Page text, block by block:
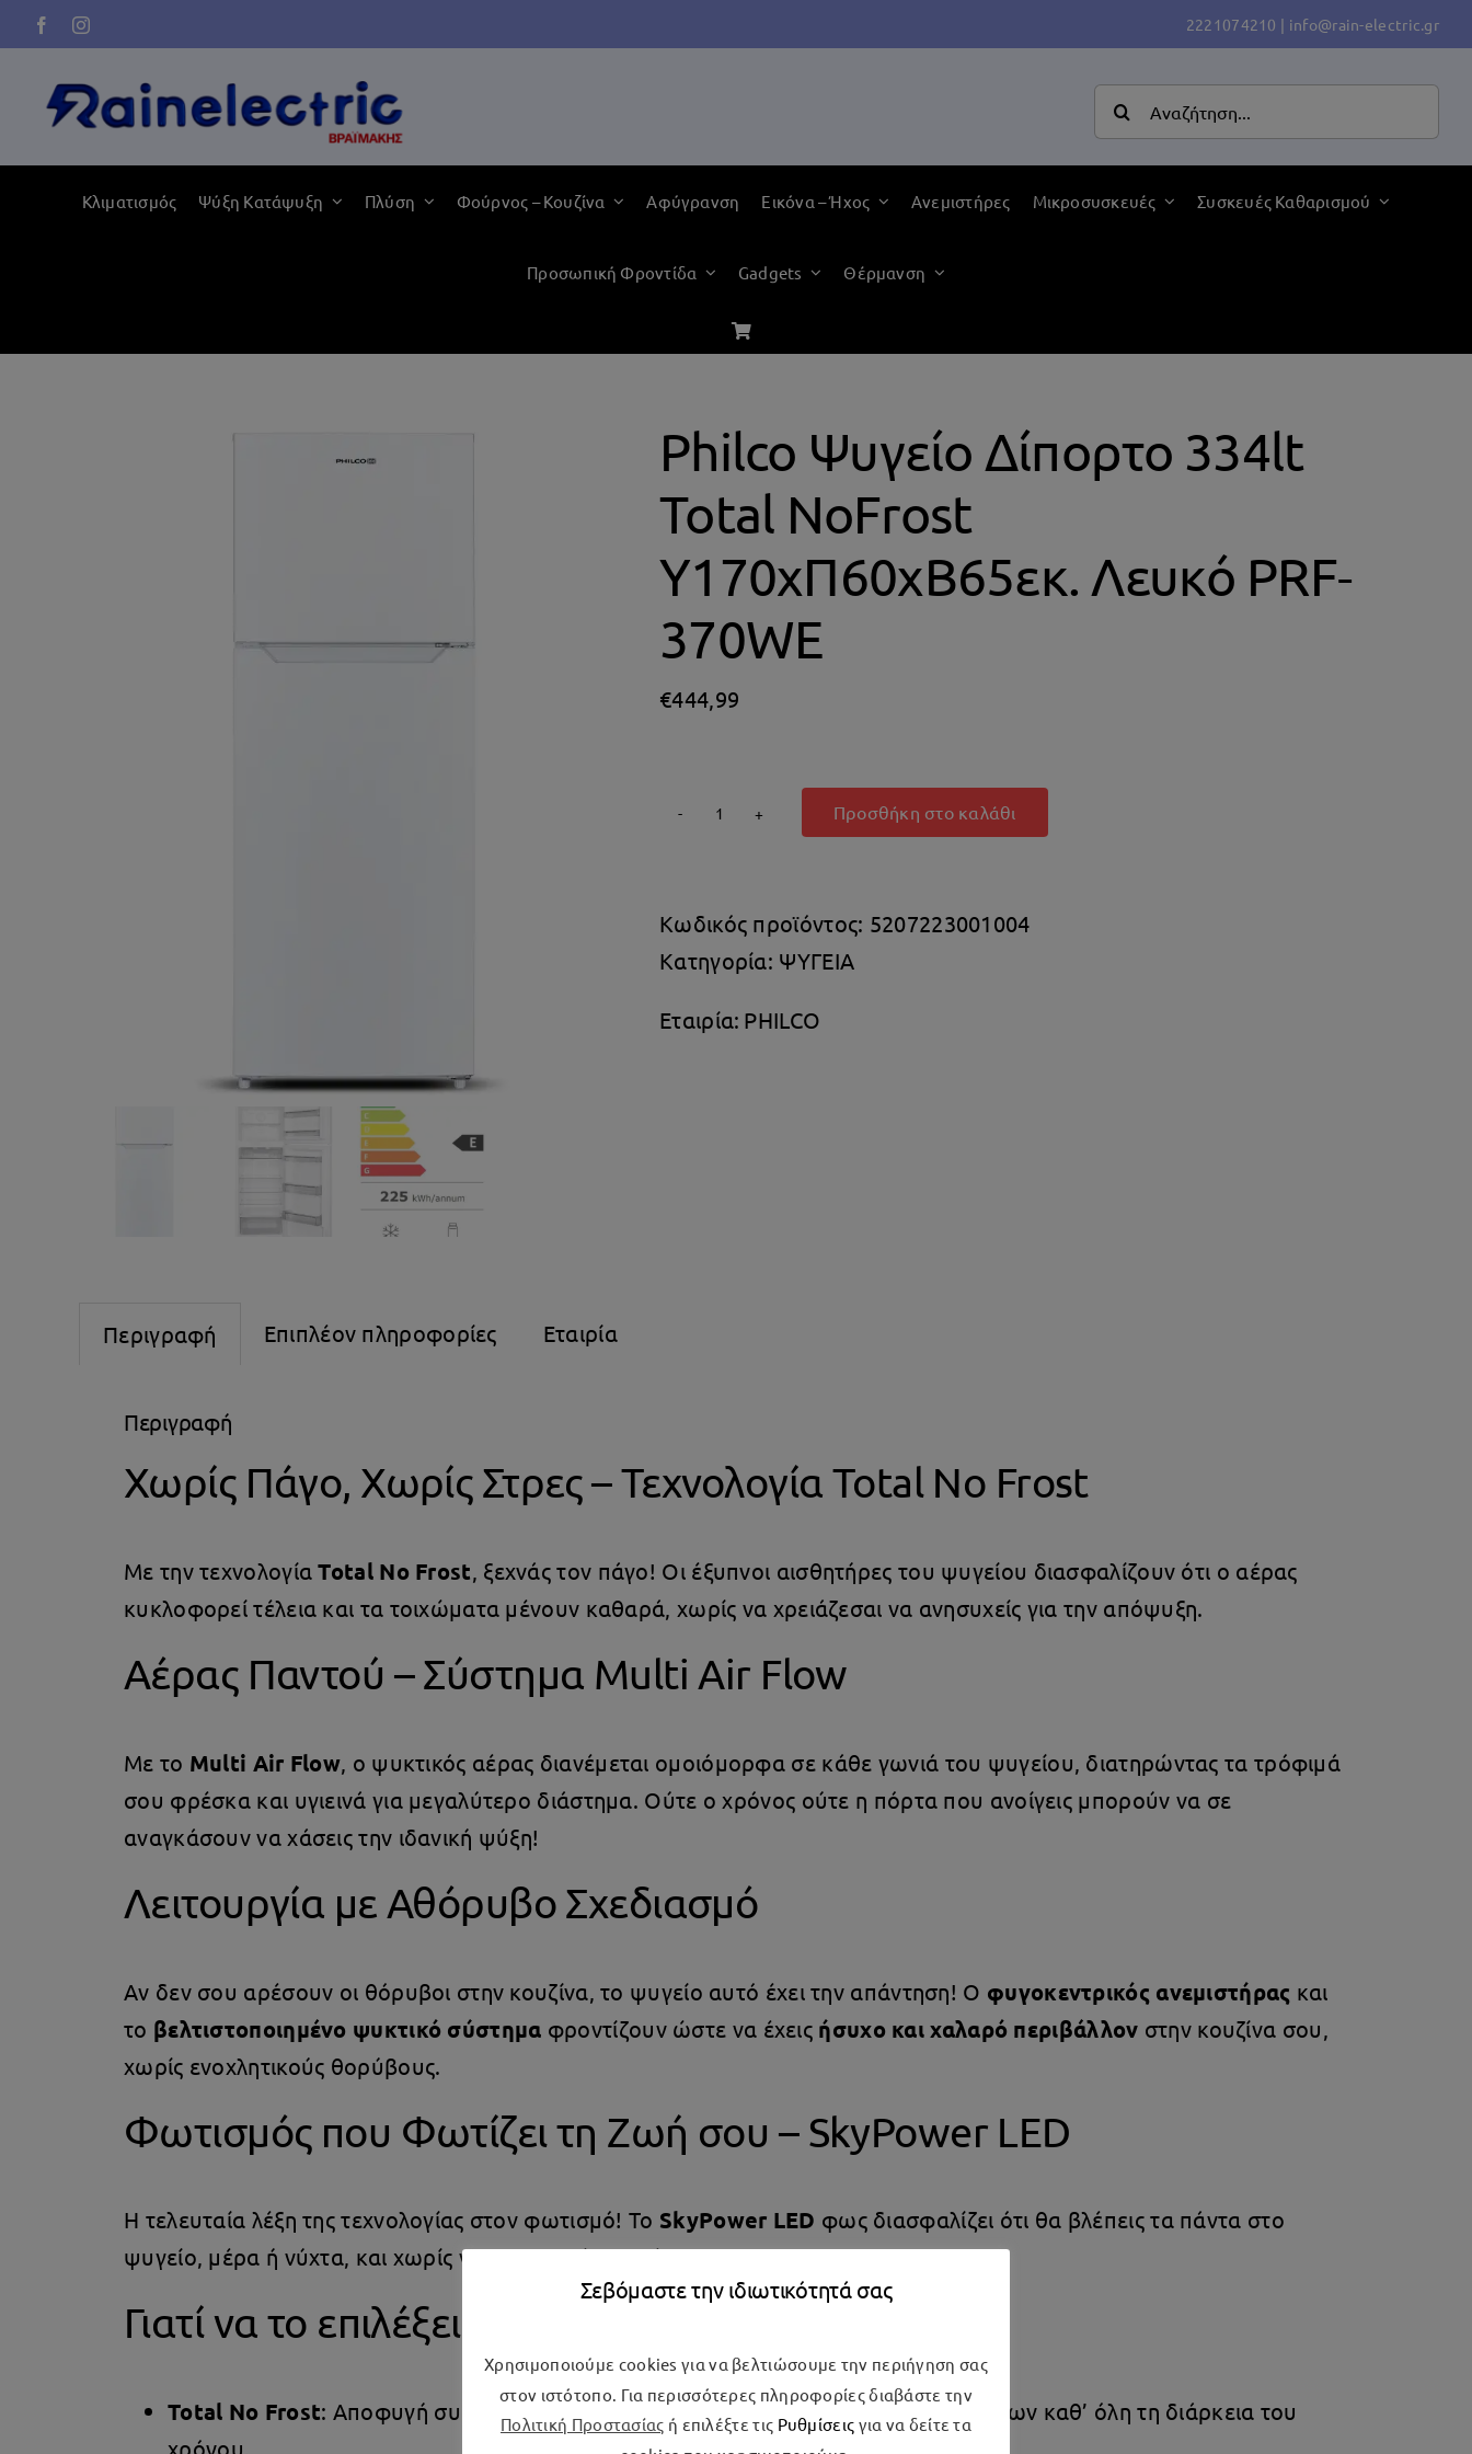
Μετάβαση
στο
περιεχόμενο
2221074210 | info@rain-electric.gr
Αναζήτηση
για:
Κλιματισμός Ψύξη Κατάψυξη Πλύση Φούρνος – Κουζίνα Αφύγρανση Εικόνα – Ήχος Ανεμιστήρες Μικροσυσκευές Συσκευές Καθαρισμού
Προσωπική Φροντίδα Gadgets Θέρμανση
Philco Ψυγείο Δίπορτο 334lt
Total NoFrost
Υ170xΠ60xΒ65εκ. Λευκό PRF-
370WE
€444,99
Philco
334lt
Total
NoFrost
Προσθήκη στο καλάθι
Κωδικός προϊόντος: 5207223001004
Κατηγορία: ΨΥΓΕΙΑ
Εταιρία: PHILCO
Περιγραφή Επιπλέον πληροφορίες Εταιρία
Περιγραφή
Χωρίς Πάγο, Χωρίς Στρες – Τεχνολογία Total No Frost
Με την τεχνολογίαTotal No Frost , ξεχνάς τον πάγο! Οι έξυπνοι αισθητήρες του ψυγείου διασφαλίζουν ότι ο αέρας
κυκλοφορεί τέλεια και τα τοιχώματα μένουν καθαρά, χωρίς να χρειάζεσαι να ανησυχείς για την απόψυξη.
Αέρας Παντού – Σύστημα Multi Air Flow
Με το Multi Air Flow , ο ψυκτικός αέρας διανέμεται ομοιόμορφα σε κάθε γωνιά του ψυγείου, διατηρώντας τα τρόφιμά
σου φρέσκα και υγιεινά για μεγαλύτερο διάστημα. Ούτε ο χρόνος ούτε η πόρτα που ανοίγεις μπορούν να σε
αναγκάσουν να χάσεις την ιδανική ψύξη!
Λειτουργία με Αθόρυβο Σχεδιασμό
Αν δεν σου αρέσουν οι θόρυβοι στην κουζίνα, το ψυγείο αυτό έχει την απάντηση! Ο φυγοκεντρικός ανεμιστήρας και
το βελτιστοποιημένο ψυκτικό σύστημα φροντίζουν ώστε να έχεις ήσυχο και χαλαρό περιβάλλον στην κουζίνα σου,
χωρίς ενοχλητικούς θορύβους.
Φωτισμός που Φωτίζει τη Ζωή σου – SkyPower LED
Η τελευταία λέξη της τεχνολογίας στον φωτισμό! Το SkyPower LED φως διασφαλίζει ότι θα βλέπεις τα πάντα στο
ψυγείο, μέρα ή νύχτα, και χωρίς να καταναλώνει ενέργεια!
Γιατί να το επιλέξεις;
Total No Frost: Αποφυγή συσσώρευσης πάγου και διατήρηση καθαρών τοιχωμάτων καθ’ όλη τη διάρκεια του
χρόνου.
Σεβόμαστε την ιδιωτικότητά σας
Χρησιμοποιούμε cookies για να βελτιώσουμε την περιήγηση σας
στον ιστότοπο. Για περισσότερες πληροφορίες διαβάστε την
Πολιτική Προστασίας ή επιλέξτε τις Ρυθμίσεις για να δείτε τα